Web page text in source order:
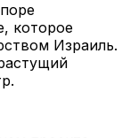
которое
Израиль.